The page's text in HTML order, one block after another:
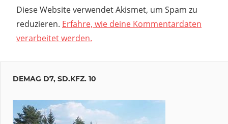
Diese Website verwendet Akismet, um Spam zu
reduzieren. Erfahre, wie deine Kommentardaten
verarbeitet werden.
DEMAG D7, SD.KFZ. 10